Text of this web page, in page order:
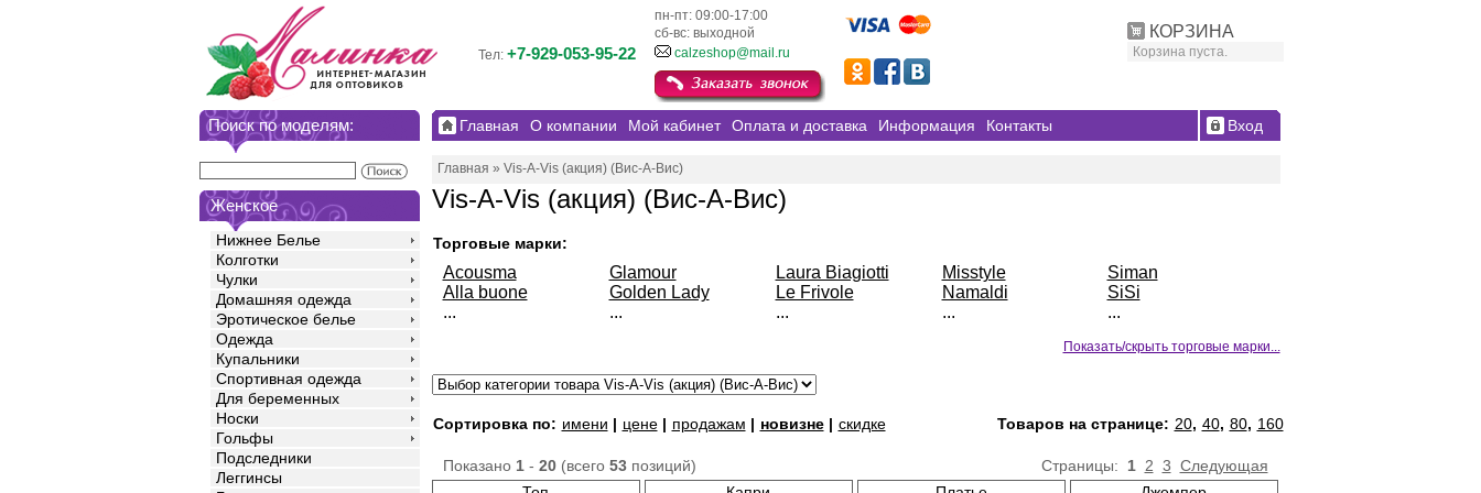
КОРЗИНА
Корзина пуста.
пн-пт: 09:00-17:00
сб-вс: выходной
Тел: +7-929-053-95-22 calzeshop@mail.ru
Поиск по моделям:
Женское
Нижнее Белье
Колготки
Чулки
Домашняя одежда
Эротическое белье
Одежда
Купальники
Спортивная одежда
Для беременных
Носки
Гольфы
Подследники
Леггинсы
Главная О компании Мой кабинет Оплата и доставка Информация Контакты Вход
Главная » Vis-A-Vis (акция) (Вис-А-Вис)
Vis-A-Vis (акция) (Вис-А-Вис)
Торговые марки:
Acousma
Alla buone
...
Glamour
Golden Lady
...
Laura Biagiotti
Le Frivole
...
Misstyle
Namaldi
...
Siman
SiSi
...
Показать/скрыть торговые марки...
Сортировка по: имени | цене| продажам | новизне| скидке Товаров на странице: 20, 40, 80, 160
Страницы: 1 2 3 Следующая
Показано 1- 20(всего 53позиций)